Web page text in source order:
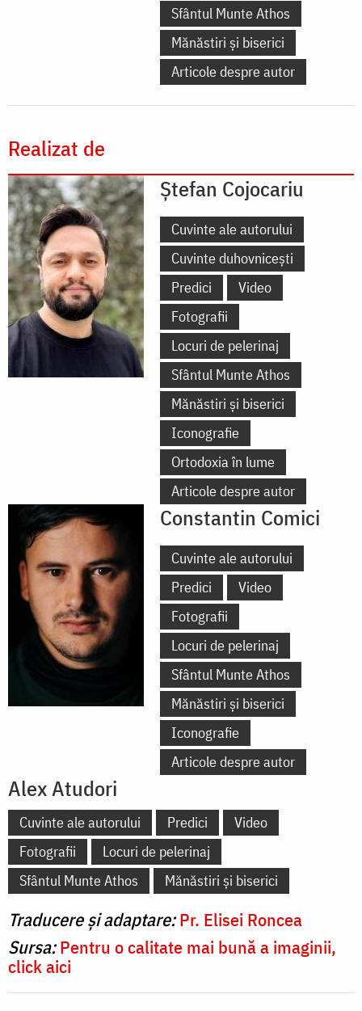
Sfântul Munte Athos
Mănăstiri și biserici
Articole despre autor
Realizat de
Ștefan Cojocariu
Cuvinte ale autorului
Cuvinte duhovnicești
Predici
Video
Fotografii
Locuri de pelerinaj
Sfântul Munte Athos
Mănăstiri și biserici
Iconografie
Ortodoxia în lume
Articole despre autor
Constantin Comici
Cuvinte ale autorului
Predici
Video
Fotografii
Locuri de pelerinaj
Sfântul Munte Athos
Mănăstiri și biserici
Iconografie
Articole despre autor
Alex Atudori
Cuvinte ale autorului Predici
Video
Fotografii
Locuri de pelerinaj
Sfântul Munte Athos
Mănăstiri și biserici
Traducere și adaptare:Pr. Elisei Roncea
Sursa:Pentru o calitate mai bună a imaginii,
click aici